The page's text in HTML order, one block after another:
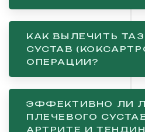
КАК ВЫЛЕЧИТЬ
СУСТАВ
ОПЕРАЦИИ?
ЭФФЕКТИВНО ЛИ
ПЛЕЧЕВОГО
АРТРИТЕ И